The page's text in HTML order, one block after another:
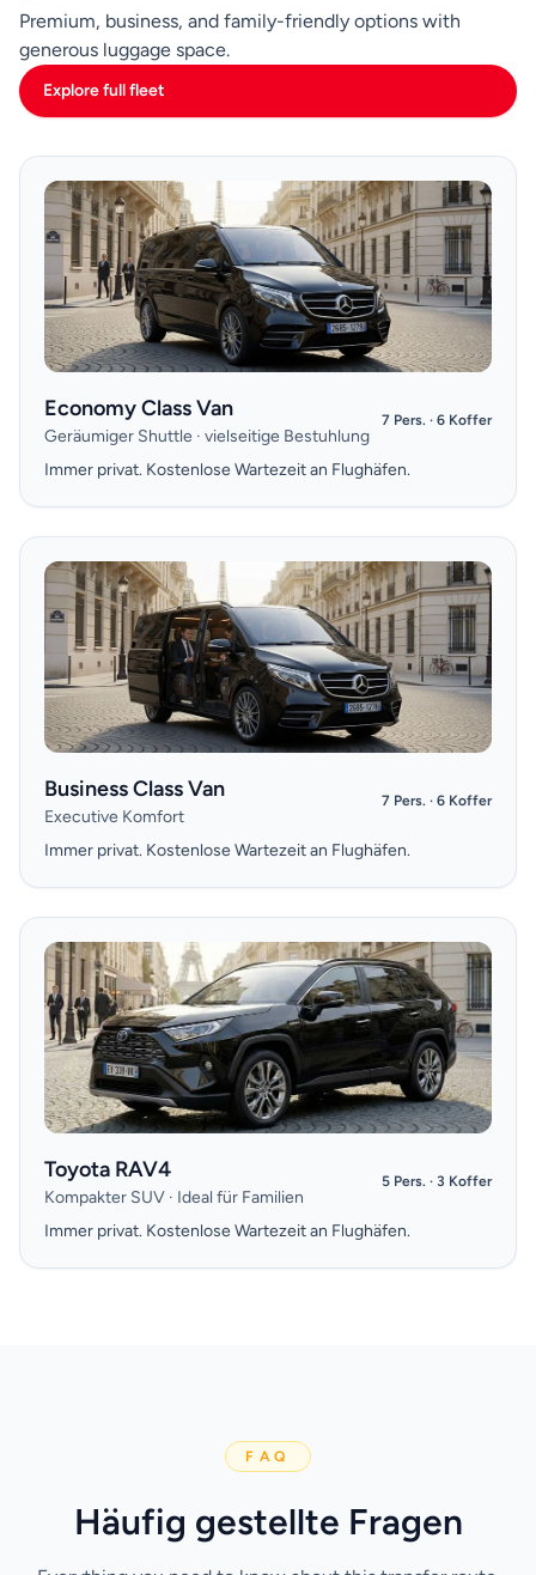
Premium, business, and family-friendly options with
generous luggage space.
Explore full fleet
Economy Class Van
Geräumiger Shuttle · vielseitige Bestuhlung
7 Pers. · 6 Koffer
Immer privat. Kostenlose Wartezeit an Flughäfen.
Business Class Van
Executive Komfort
7 Pers. · 6 Koffer
Immer privat. Kostenlose Wartezeit an Flughäfen.
Toyota RAV4
Kompakter SUV · Ideal für Familien
5 Pers. · 3 Koffer
Immer privat. Kostenlose Wartezeit an Flughäfen.
FAQ
Häufig gestellte Fragen